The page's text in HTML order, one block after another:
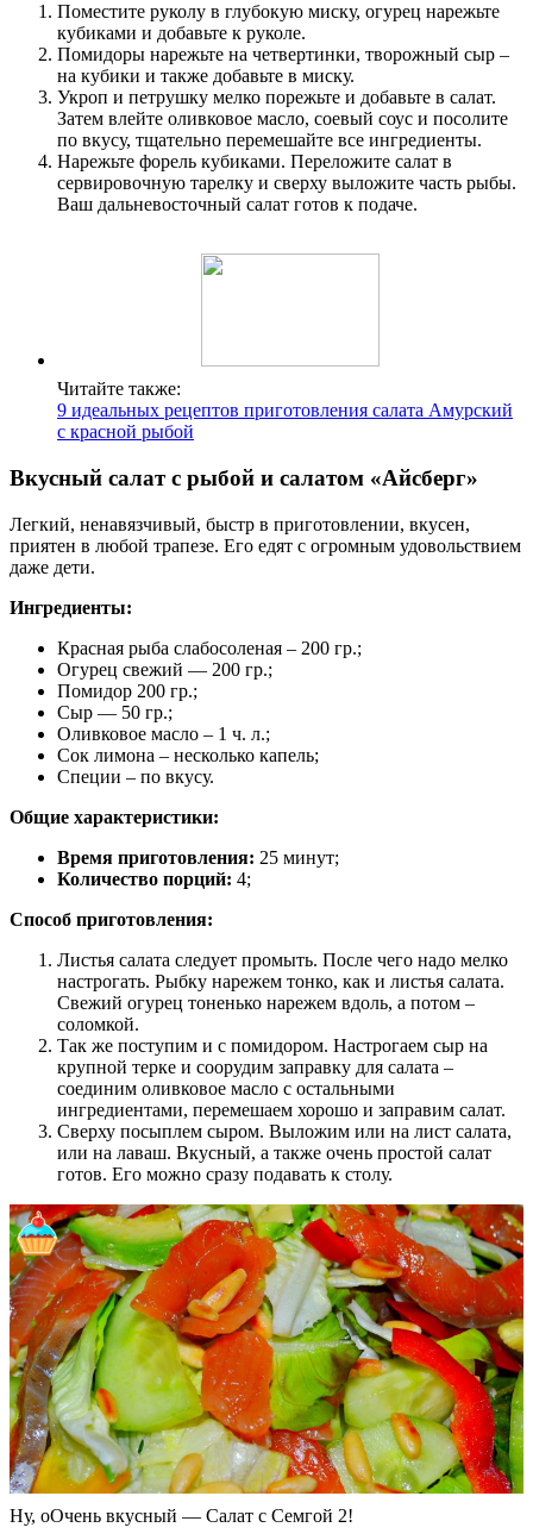
Поместите руколу в глубокую миску, огурец нарежьте
кубиками и добавьте к руколе.
Помидоры нарежьте на четвертинки, творожный сыр –
на кубики и также добавьте в миску.
Укроп и петрушку мелко порежьте и добавьте в салат.
Затем влейте оливковое масло, соевый соус и посолите
по вкусу, тщательно перемешайте все ингредиенты.
Нарежьте форель кубиками. Переложите салат в
сервировочную тарелку и сверху выложите часть рыбы.
Ваш дальневосточный салат готов к подаче.
Читайте также:
9 идеальных рецептов приготовления салата Амурский
с красной рыбой
Вкусный салат с рыбой и салатом «Айсберг»
Легкий, ненавязчивый, быстр в приготовлении, вкусен,
приятен в любой трапезе. Его едят с огромным удовольствием
даже дети.
Ингредиенты:
Красная рыба слабосоленая – 200 гр.;
Огурец свежий — 200 гр.;
Помидор 200 гр.;
Сыр — 50 гр.;
Оливковое масло – 1 ч. л.;
Сок лимона – несколько капель;
Специи – по вкусу.
Общие характеристики:
Время приготовления: 25 минут;
Количество порций: 4;
Способ приготовления:
Листья салата следует промыть. После чего надо мелко
настрогать. Рыбку нарежем тонко, как и листья салата.
Свежий огурец тоненько нарежем вдоль, а потом –
соломкой.
Так же поступим и с помидором. Настрогаем сыр на
крупной терке и соорудим заправку для салата –
соединим оливковое масло с остальными
ингредиентами, перемешаем хорошо и заправим салат.
Сверху посыплем сыром. Выложим или на лист салата,
или на лаваш. Вкусный, а также очень простой салат
готов. Его можно сразу подавать к столу.
Ну, оОчень вкусный — Салат с Семгой 2!